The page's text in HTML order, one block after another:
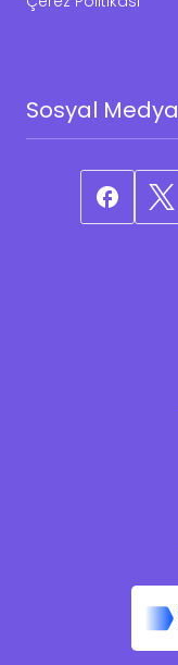
Sosyal Medya